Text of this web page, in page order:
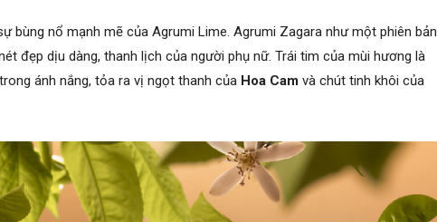
bùng nổ mạnh mẽ của Agrumi Lime. Agrumi Zagara như một phiên bản
đẹp dịu dàng, thanh lịch của người phụ nữ. Trái tim của mùi hương là
ánh nắng, tỏa ra vị ngọt thanh của Hoa Cam và chút tinh khôi của